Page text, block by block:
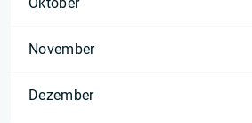
November
Dezember